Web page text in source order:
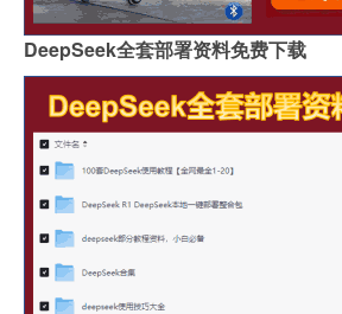
DeepSeek全套部署资料免费下载